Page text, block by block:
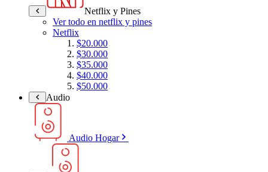
Netflix y Pines
Ver todo en netflix y pines
Netflix
$20.000
$30.000
$35.000
$40.000
$50.000
Audio
Audio Hogar